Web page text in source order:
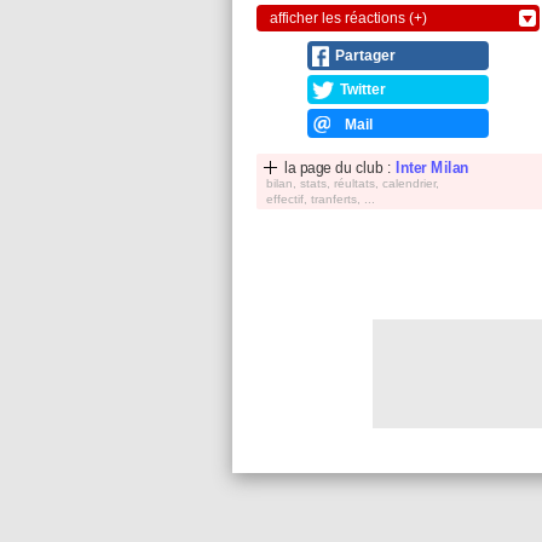
afficher les réactions (+)
Partager
Twitter
Mail
la page du club : Inter Milan
bilan, stats, réultats, calendrier,
effectif, tranferts, ...